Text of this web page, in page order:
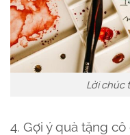
Lời chúc
4. Gợi ý quà tặng